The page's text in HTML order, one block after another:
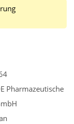
Pharmazeutische